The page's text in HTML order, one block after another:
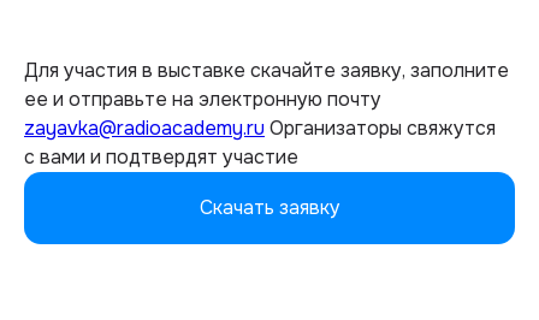
Для участия в выставке скачайте заявку, заполните
ее и отправьте на электронную почту
zayavka@radioacademy.ru Организаторы свяжутся
с вами и подтвердят участие
Скачать заявку